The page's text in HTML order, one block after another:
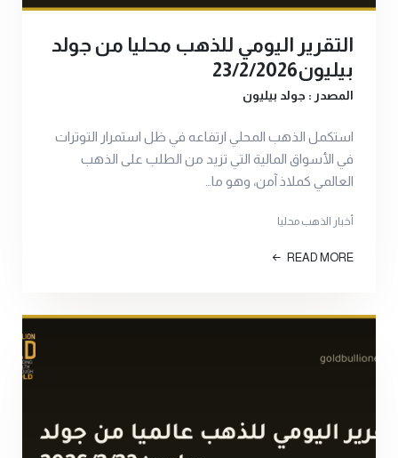
التقرير اليومي للذهب محليا من جولد
بيليون23/2/2026
المصدر : جولد بيليون
استكمل الذهب المحلي ارتفاعه في ظل استمرار التوترات
في الأسواق المالية التي تزيد من الطلب على الذهب
العالمي كملاذ آمن، وهو ما…
أخبار الذهب محليا
READ MORE